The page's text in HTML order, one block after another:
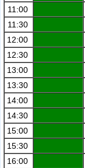
11:00
11:30
12:00
12:30
13:00
13:30
14:00
14:30
15:00
15:30
16:00